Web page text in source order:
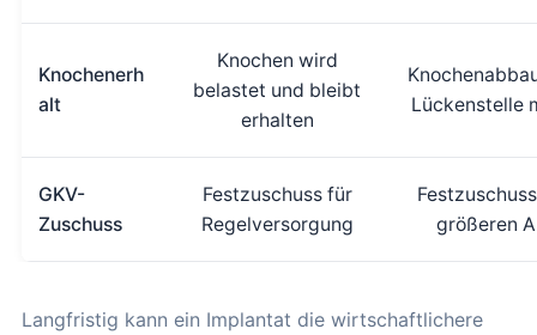
Knochenerh
alt
Knochen wird
belastet und bleibt
erhalten
Lückenstelle
GKV-
Zuschuss
Festzuschuss für
Regelversorgung
größeren
Langfristig kann ein Implantat die wirtschaftlichere